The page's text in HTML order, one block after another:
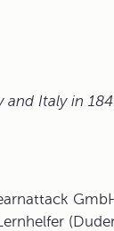
and Italy in